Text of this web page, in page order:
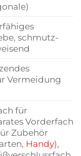
schmutz-
Vermeidung
für
Vorderfach
Zubehör
Handy),